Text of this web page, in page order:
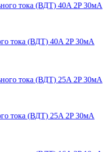
тока (ВДТ) 40A 2P 30мА
тока (ВДТ) 25A 2P 30мА